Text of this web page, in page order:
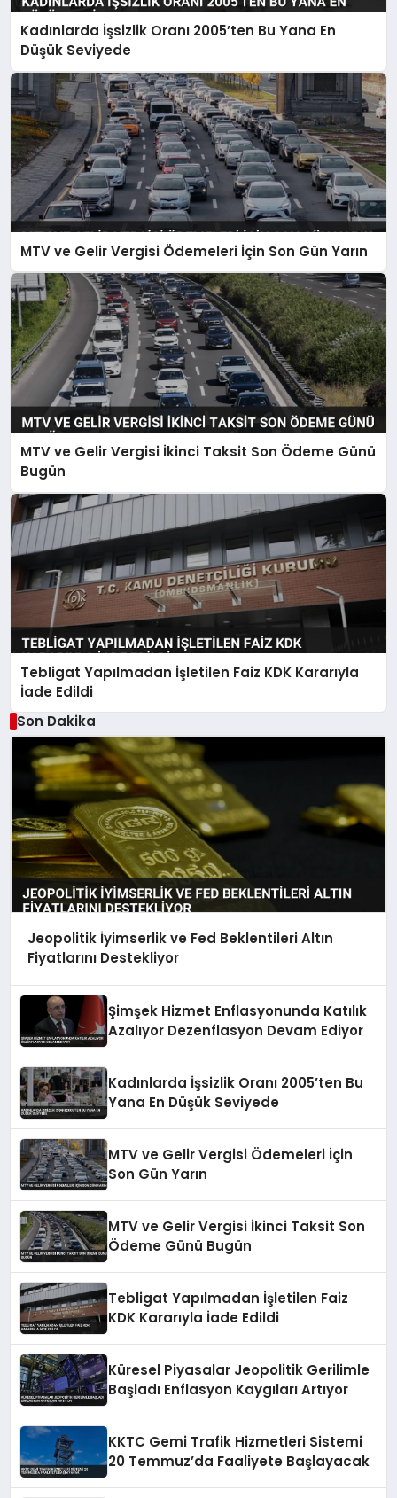
Kadınlarda İşsizlik Oranı 2005’ten Bu Yana En
Düşük Seviyede
MTV ve Gelir Vergisi Ödemeleri İçin Son Gün Yarın
MTV ve Gelir Vergisi İkinci Taksit Son Ödeme Günü
Bugün
Tebligat Yapılmadan İşletilen Faiz KDK Kararıyla
İade Edildi
Son Dakika
Jeopolitik İyimserlik ve Fed Beklentileri Altın
Fiyatlarını Destekliyor
Şimşek Hizmet Enflasyonunda Katılık
Azalıyor Dezenflasyon Devam Ediyor
Kadınlarda İşsizlik Oranı 2005’ten Bu
Yana En Düşük Seviyede
MTV ve Gelir Vergisi Ödemeleri İçin
Son Gün Yarın
MTV ve Gelir Vergisi İkinci Taksit Son
Ödeme Günü Bugün
Tebligat Yapılmadan İşletilen Faiz
KDK Kararıyla İade Edildi
Küresel Piyasalar Jeopolitik Gerilimle
Başladı Enflasyon Kaygıları Artıyor
KKTC Gemi Trafik Hizmetleri Sistemi
20 Temmuz’da Faaliyete Başlayacak